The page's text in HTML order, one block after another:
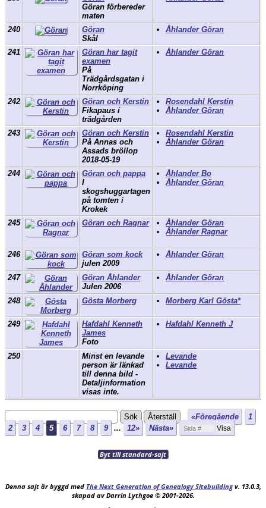
Göran förbereder
maten
240
Göran
Skål
Åhlander Göran
241
Göran har tagit
examen
På
Trädgårdsgatan i
Norrköping
Åhlander Göran
242
Göran och Kerstin
Fikapaus i
trädgården
Rosendahl Kerstin
Åhlander Göran
243
Göran och Kerstin
På Annas och
Assads bröllop
2018-05-19
Rosendahl Kerstin
Åhlander Göran
244
Göran och pappa
I
skogshuggartagen
på tomten i
Krokek
Åhlander Bo
Åhlander Göran
245 Göran och Ragnar
Åhlander Göran
Åhlander Ragnar
246
Göran som kock
julen 2009
Åhlander Göran
247
Göran Åhlander
Julen 2006
Åhlander Göran
248 Gösta Morberg Morberg Karl Gösta*
249
Hafdahl Kenneth
James
Foto
Hafdahl Kenneth J
250
Minst en levande
person är länkad
till denna bild -
Detaljinformation
visas inte.
Levande
Levande
«Föregående
1
2
3 4 5 6 7 8 9 ... 12» Nästa»
Byt till standard-sajt
Denna sajt är byggd med The Next Generation of Genealogy Sitebuildingv. 13.0.3,
skapad av Darrin Lythgoe © 2001-2026.